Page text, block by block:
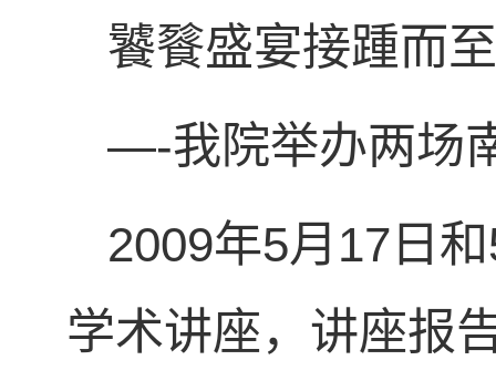
饕餮盛宴接踵而
―-我院举办两场
2009年5月17日
学术讲座，讲座报